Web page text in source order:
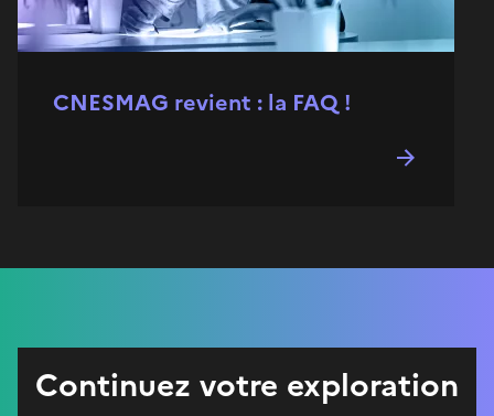
CNESMAG revient : la FAQ !
Continuez votre exploration